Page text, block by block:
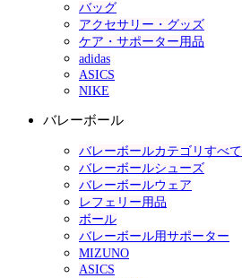
バッグ
アクセサリー・グッズ
ケア・サポーター用品
adidas
ASICS
NIKE
バレーボール
バレーボールカテゴリすべて
バレーボールシューズ
バレーボールウェア
レフェリー用品
ボール
バレーボール用サポーター
MIZUNO
ASICS